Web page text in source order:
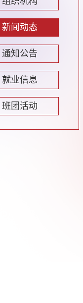
新闻动态
通知公告
就业信息
班团活动